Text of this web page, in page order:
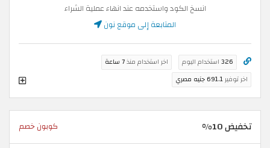
انسخ الكود واستخدمه عند انهاء عملية الشراء
المتابعة إلى موقع نون
326 استخدام اليوم اخر استخدام منذ7 ساعة
اخر توفير691.1 جنيه مصري
تخفيض 10% كوبون خصم